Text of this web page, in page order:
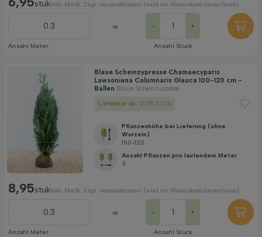
stukInkl. MwSt. Zzgl. Versandkosten (wird im Warenkorb berechnet)
Anzahl Meter
= - +
Anzahl Stück
Blaue Scheinzypresse Chamaecyparis
Lawsoniana Columnaris Glauca 100-120 cm -
Ballen Blaue Scheinzypresse
Lieferbar ab: 21.09.2026
Pflanzenhöhe bei Lieferung (ohne
Wurzeln)
100-120
Anzahl Pflanzen pro laufendem Meter
3
8,95stukInkl. MwSt. Zzgl. Versandkosten (wird im Warenkorb berechnet)
Anzahl Meter
= - +
Anzahl Stück